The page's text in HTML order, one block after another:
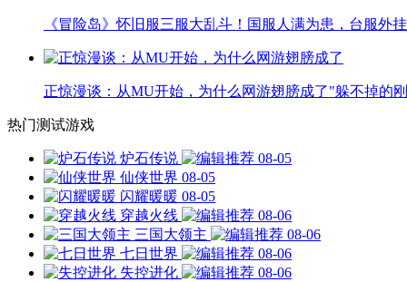
《冒险岛》怀旧服三服大乱斗！国服人满为患，台服外
正惊漫谈：从MU开始，为什么网游翅膀成了"躲不掉的
热门测试游戏
炉石传说
08-05
仙侠世界 08-05
闪耀暖暖 08-05
穿越火线
08-06
三国大领主
08-06
七日世界
08-06
失控进化
08-06